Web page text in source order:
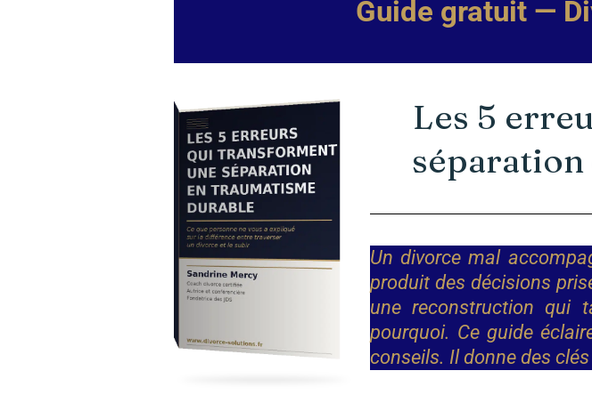
Guide gratuit —
Les 5
Un divorce mal
produit des décisions
une reconstruction qui
pourquoi. Ce guide
conseils. Il donne des